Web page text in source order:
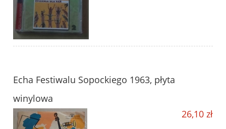
Echa Festiwalu Sopockiego 1963, płyta
winylowa
26,10 zł